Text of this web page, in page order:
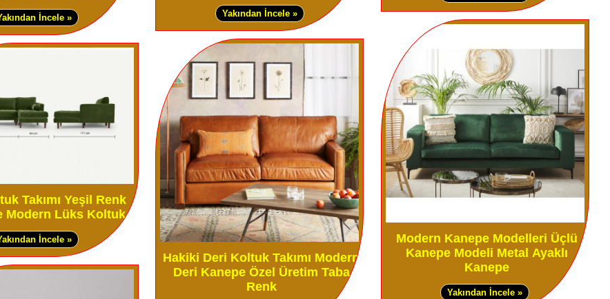
İncele »
Takımı Yeşil Renk
Modern Lüks Koltuk
İncele »
Yakından İncele »
Hakiki Deri Koltuk Takımı Modern
Deri Kanepe Özel Üretim Taba
Renk
Modern Kanepe Modelleri Üçlü
Kanepe Modeli Metal Ayaklı
Kanepe
Yakından İncele »